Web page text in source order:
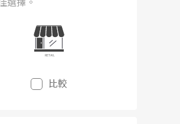
選擇。
比較